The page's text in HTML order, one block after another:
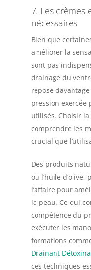
7. Les crèmes
nécessaires
Bien que
améliorer la
sont pas
drainage du
repose
pression
utilisés. Choisir
comprendre les
crucial que
Des produits
ou l’huile
l’affaire pour
la peau. Ce qui
compétence du
exécuter les
formations
Drainant
ces techniques